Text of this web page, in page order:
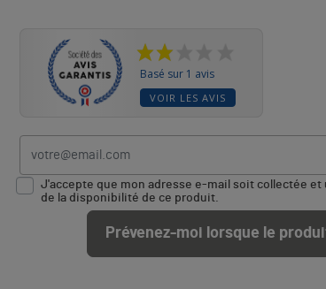
Basé sur 1 avis
VOIR LES AVIS
J'accepte que mon adresse e-mail soit collectée
de la disponibilité de ce produit.
Prévenez-moi lorsque le